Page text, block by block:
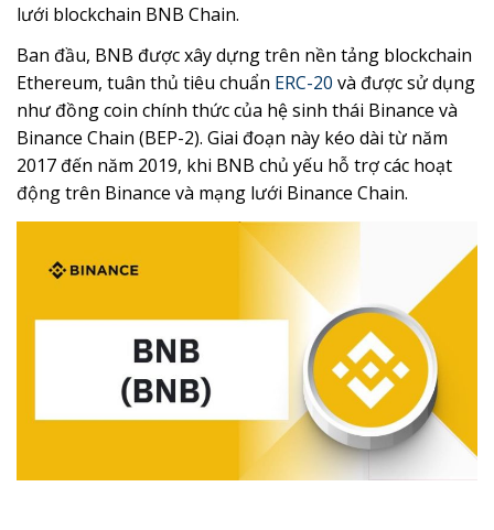
lưới blockchain BNB Chain.
Ban đầu, BNB được xây dựng trên nền tảng blockchain
Ethereum, tuân thủ tiêu chuẩn ERC-20 và được sử dụng
như đồng coin chính thức của hệ sinh thái Binance và
Binance Chain (BEP-2). Giai đoạn này kéo dài từ năm
2017 đến năm 2019, khi BNB chủ yếu hỗ trợ các hoạt
động trên Binance và mạng lưới Binance Chain.